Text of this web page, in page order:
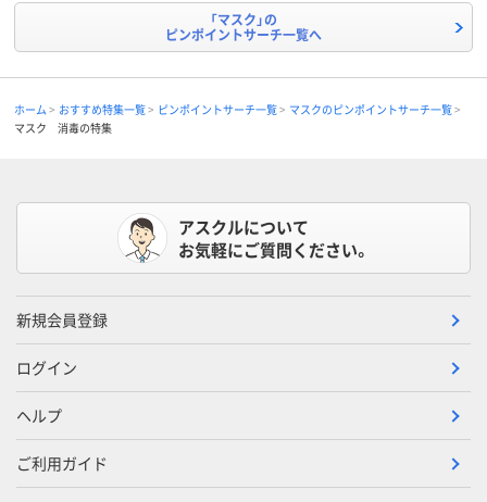
「マスク」の
ピンポイントサーチ一覧へ
ホーム おすすめ特集一覧 ピンポイントサーチ一覧
マスクのピンポイントサーチ一覧
マスク 消毒の特集
アスクルについて
お気軽にご質問ください。
新規会員登録
ログイン
ヘルプ
ご利用ガイド